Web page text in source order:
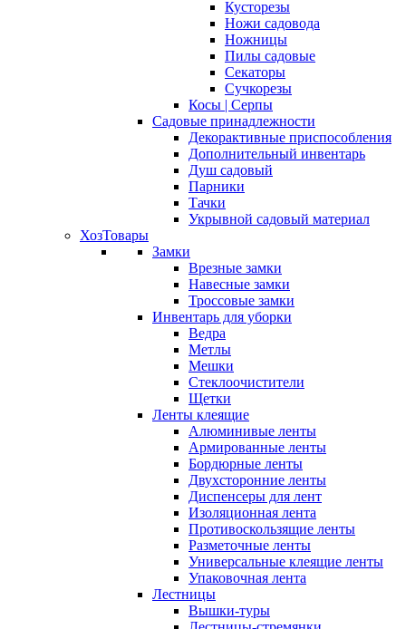
Кусторезы
Ножи садовода
Ножницы
Пилы садовые
Секаторы
Сучкорезы
Косы | Серпы
Садовые принадлежности
Декорактивные приспособления
Дополнительный инвентарь
Душ садовый
Парники
Тачки
Укрывной садовый материал
ХозТовары
Замки
Врезные замки
Навесные замки
Троссовые замки
Инвентарь для уборки
Ведра
Метлы
Мешки
Стеклоочистители
Щетки
Ленты клеящие
Алюминивые ленты
Армированные ленты
Бордюрные ленты
Двухсторонние ленты
Диспенсеры для лент
Изоляционная лента
Противоскользящие ленты
Разметочные ленты
Универсальные клеящие ленты
Упаковочная лента
Лестницы
Вышки-туры